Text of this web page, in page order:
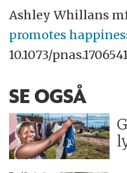
Ashley Whillans
promotes
10.1073/
SE OGSÅ